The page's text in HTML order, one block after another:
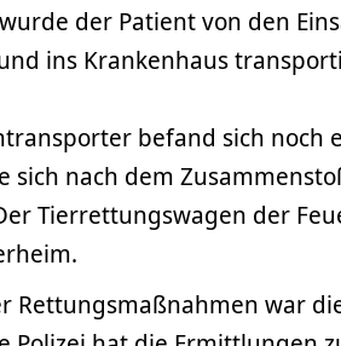
der Patient von den
ins Krankenhaus
befand sich noch
sich nach dem
Tierrettungswagen der
Rettungsmaßnahmen war